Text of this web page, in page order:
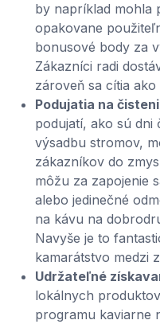
by napríklad mohla
opakovane
bonusové body za
Zákazníci radi
zároveň sa cítia
Podujatia na
podujatí, ako sú dni
výsadbu stromov,
zákazníkov do
môžu za zapojenie
alebo jedinečné
na kávu na
Navyše je to
kamarátstvo medzi
Udržateľné
lokálnych
programu kaviarne